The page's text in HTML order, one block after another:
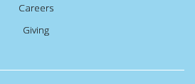
Careers
Giving